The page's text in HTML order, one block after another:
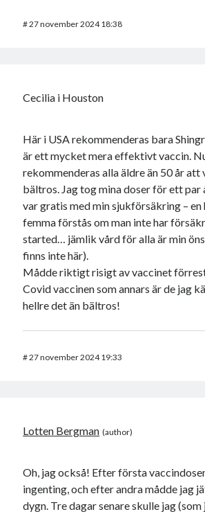
#27 november 2024 18:38
Cecilia i Houston
Här i USA rekommenderas bara
är ett mycket mera effektivt vaccin.
rekommenderas alla äldre än 50 år att
bältros. Jag tog mina doser för ett par
var gratis med min sjukförsäkring – en
femma förstås om man inte har
started… jämlik vård för alla är min
finns inte här).
Mådde riktigt risigt av vaccinet
Covid vaccinen som annars är de jag
hellre det än bältros!
#27 november 2024 19:33
Lotten Bergman
Oh, jag också! Efter första
ingenting, och efter andra mådde jag
dygn. Tre dagar senare skulle jag